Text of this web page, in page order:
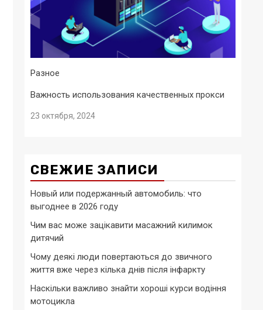
Разное
Важность использования качественных прокси
23 октября, 2024
СВЕЖИЕ ЗАПИСИ
Новый или подержанный автомобиль: что
выгоднее в 2026 году
Чим вас може зацікавити масажний килимок
дитячий
Чому деякі люди повертаються до звичного
життя вже через кілька днів після інфаркту
Наскільки важливо знайти хороші курси водіння
мотоцикла